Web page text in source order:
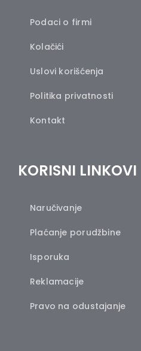
Podaci o firmi
Kolačići
Uslovi korišćenja
Politika privatnosti
Kontakt
KORISNI LINKOVI
Naručivanje
Plaćanje porudžbine
Isporuka
Reklamacije
Pravo na odustajanje